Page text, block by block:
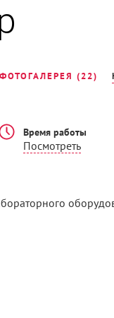
ФОТОГАЛЕРЕЯ (22)
Время работы
Посмотреть